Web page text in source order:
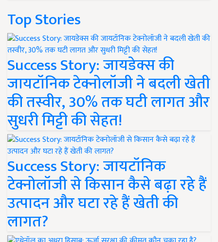
Top Stories
Success Story: जायडेक्स की
जायटॉनिक टेक्नोलॉजी ने बदली खेती
की तस्वीर, 30% तक घटी लागत और
सुधरी मिट्टी की सेहत!
Success Story: जायटॉनिक
टेक्नोलॉजी से किसान कैसे बढ़ा रहे हैं
उत्पादन और घटा रहे हैं खेती की
लागत?